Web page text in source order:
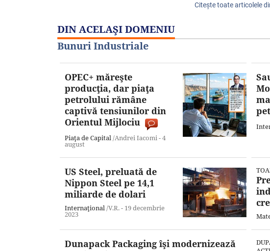
Citeşte toate articolele
DIN ACELAŞI DOMENIU
Bunuri Industriale
OPEC+ măreşte
producţia, dar piaţa
petrolului rămâne
captivă tensiunilor din
Orientul Mijlociu
Piaţa de Capital/Andrei Iacomi -4
august
US Steel, preluată de
Nippon Steel pe 14,1
miliarde de dolari
Internaţional/V.R. - 19 decembrie
2023
Dunapack Packaging îşi modernizează